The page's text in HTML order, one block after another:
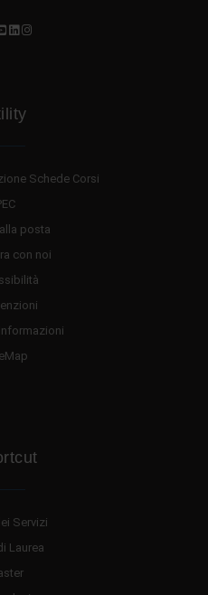
Schede Corsi
posta
con noi
Servizi
Laurea